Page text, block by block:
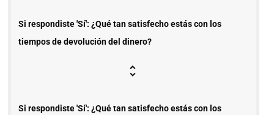
Si respondiste 'Sí': ¿Qué tan satisfecho estás con los
tiempos de devolución del dinero?
Si respondiste 'Sí': ¿Qué tan satisfecho estás con los